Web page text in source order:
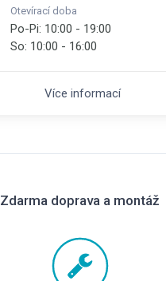
Otevírací doba
Po-Pi: 10:00 - 19:00
So: 10:00 - 16:00
Více informací
Zdarma doprava a montáž